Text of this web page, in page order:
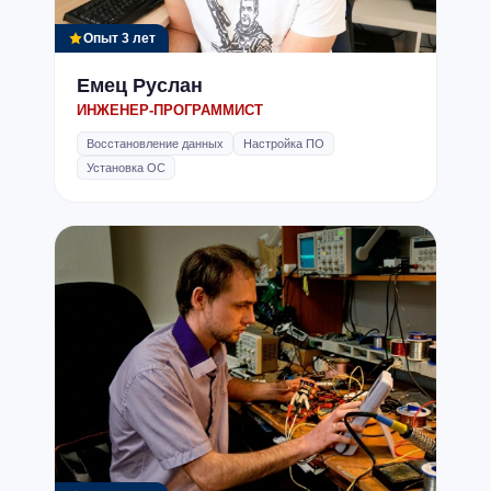
Чистка ноутбука Dell от пыли
В стоимость услуги включена
ноутбука, стоимость термопасты
ноутбука
200-350
Замена жесткого диска
В цену НЕ включена стоимость
жесткого диска
Цена зависит от сложности разборки
ноутбука
150-250
гривен
Опыт 3 лет
Емец Руслан
ИНЖЕНЕР-ПРОГРАММИСТ
Восстановление данных
Настройка ПО
Установка ОС